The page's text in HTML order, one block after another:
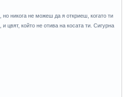
никога не можеш да я откриеш, когато ти
цвят, който не отива на косата ти. Сигурна